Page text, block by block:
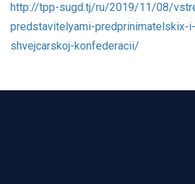
http://tpp-sugd.tj/ru/2019/11/08/
predstavitelyami-predprinimatelskix-
shvejcarskoj-konfederacii/